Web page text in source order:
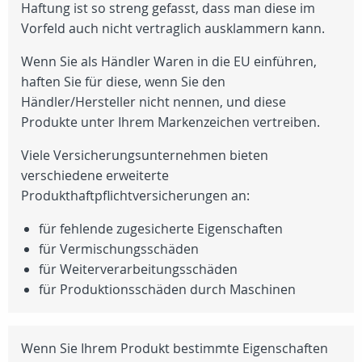
Haftung ist so streng gefasst, dass man diese im
Vorfeld auch nicht vertraglich ausklammern kann.
Wenn Sie als Händler Waren in die EU einführen,
haften Sie für diese, wenn Sie den
Händler/Hersteller nicht nennen, und diese
Produkte unter Ihrem Markenzeichen vertreiben.
Viele Versicherungsunternehmen bieten
verschiedene erweiterte
Produkthaftpflichtversicherungen an:
für fehlende zugesicherte Eigenschaften
für Vermischungsschäden
für Weiterverarbeitungsschäden
für Produktionsschäden durch Maschinen
Wenn Sie Ihrem Produkt bestimmte Eigenschaften